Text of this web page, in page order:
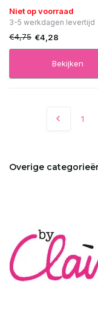
Niet op voorraad
3-5 werkdagen levertijd
€4,75 €4,28
Bekijken
1
Overige